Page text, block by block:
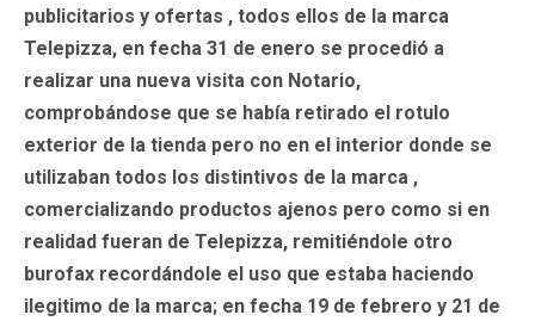
publicitarios y ofertas , todos ellos de la marca
Telepizza, en fecha 31 de enero se procedió a
realizar una nueva visita con Notario,
comprobándose que se había retirado el rotulo
exterior de la tienda pero no en el interior donde se
utilizaban todos los distintivos de la marca ,
comercializando productos ajenos pero como si en
realidad fueran de Telepizza, remitiéndole otro
burofax recordándole el uso que estaba haciendo
ilegitimo de la marca; en fecha 19 de febrero y 21 de